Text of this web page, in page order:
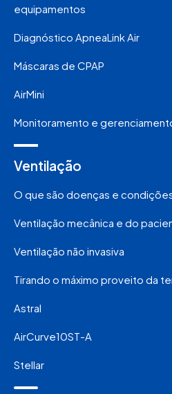
equipamentos
Diagnóstico ApneaLink Air
Máscaras de CPAP
AirMini
Monitoramento e
Ventilação
O que são doenças e
Ventilação mecânica e do
Ventilação não invasiva
Tirando o máximo proveito da
Astral
AirCurve10ST-A
Stellar